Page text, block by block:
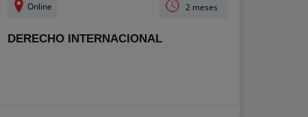
Online 2 meses
DERECHO INTERNACIONAL